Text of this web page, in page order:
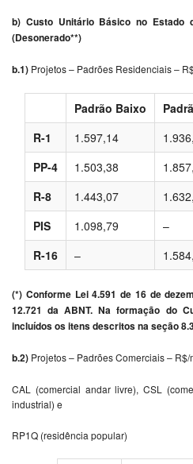
b) Custo Unitário Básico no Estado
(Desonerado**)
b.1) Projetos – Padrões Residenciais –
Padrão Baixo
R-1
1.597,14
PP-4
1.503,38
R-8
1.443,07
PIS
1.098,79 –
R-16
–
(*) Conforme Lei 4.591 de 16 de
12.721 da ABNT. Na formação do
incluídos os itens descritos na seção
b.2) Projetos – Padrões Comerciais – R$/
CAL (comercial andar livre), CSL
industrial) e
RP1Q (residência popular)